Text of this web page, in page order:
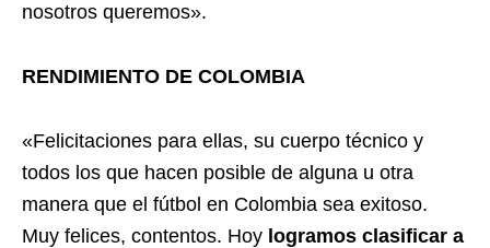
nosotros queremos».
RENDIMIENTO DE COLOMBIA
«Felicitaciones para ellas, su cuerpo técnico y
todos los que hacen posible de alguna u otra
manera que el fútbol en Colombia sea exitoso.
Muy felices, contentos. Hoy logramos clasificar a